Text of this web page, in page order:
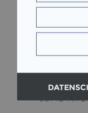
Am Hans-​
Tel:+49
Bernd
HRB
UST ID Nr.